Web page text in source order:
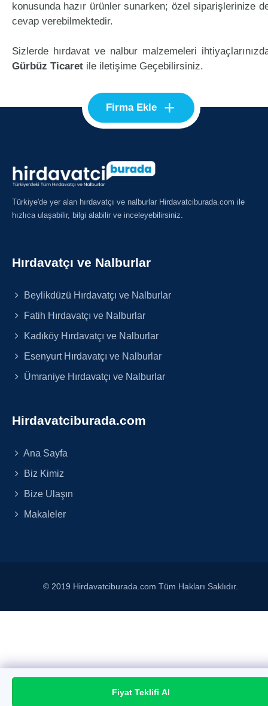
konusunda hazır ürünler sunarken; özel siparişlerinize
cevap verebilmektedir.
Sizlerde hırdavat ve nalbur malzemeleri
Gürbüz Ticaret ile iletişime Geçebilirsiniz.
Fiyat Teklifi Al
Firma Ekle +
Türkiye'de yer alan hırdavatçı ve nalburlar Hirdavatciburada.com ile
hızlıca ulaşabilir, bilgi alabilir ve inceleyebilirsiniz.
Hırdavatçı ve Nalburlar
Beylikdüzü Hırdavatçı ve Nalburlar
Fatih Hırdavatçı ve Nalburlar
Kadıköy Hırdavatçı ve Nalburlar
Esenyurt Hırdavatçı ve Nalburlar
Ümraniye Hırdavatçı ve Nalburlar
Hirdavatciburada.com
Ana Sayfa
Biz Kimiz
Bize Ulaşın
Makaleler
© 2019 Hirdavatciburada.com Tüm Hakları Saklıdır.